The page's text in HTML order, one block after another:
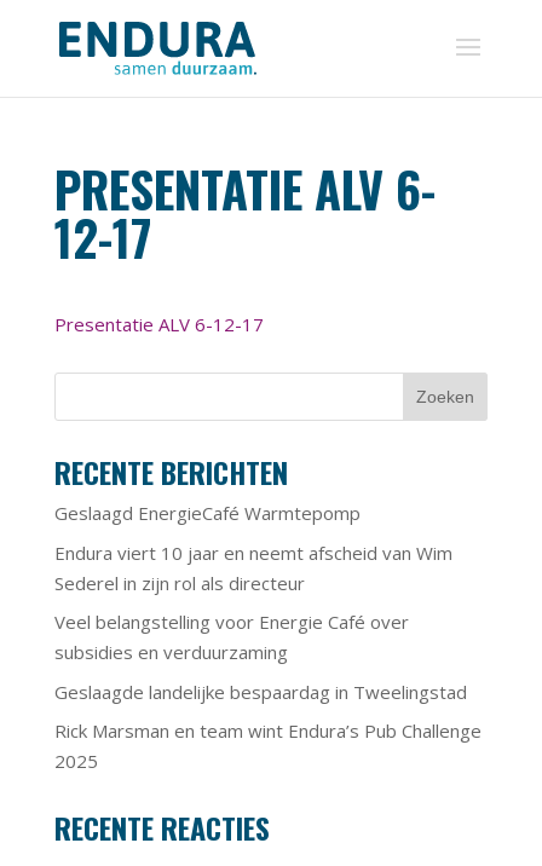
PRESENTATIE ALV 6-
12-17
Presentatie ALV 6-12-17
RECENTE BERICHTEN
Geslaagd EnergieCafé Warmtepomp
Endura viert 10 jaar en neemt afscheid van Wim
Sederel in zijn rol als directeur
Veel belangstelling voor Energie Café over
subsidies en verduurzaming
Geslaagde landelijke bespaardag in Tweelingstad
Rick Marsman en team wint Endura’s Pub Challenge
2025
RECENTE REACTIES